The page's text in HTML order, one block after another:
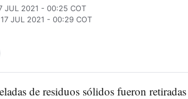
JUL 2021 - 00:25 COT
JUL 2021 - 00:29 COT
de residuos sólidos fueron